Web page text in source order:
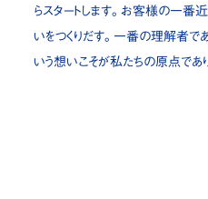
らスタートします。 お客様の一番近
いをつくりだす。一番の理解者であ
いう想いこそが私たちの原点であ